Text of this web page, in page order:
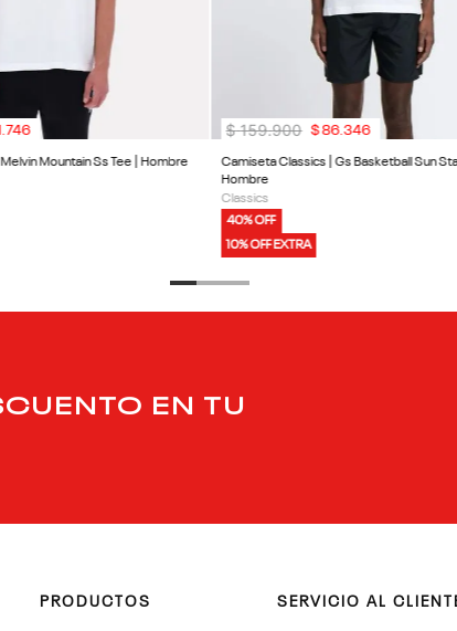
Mountain Ss Tee | Hombre
.746
Camiseta Classics | Gs Basketball Sun
Hombre
Classics
40% OFF
10% OFF EXTRA
$ 159.900 $86.346
EN TU
PRODUCTOS SERVICIO AL